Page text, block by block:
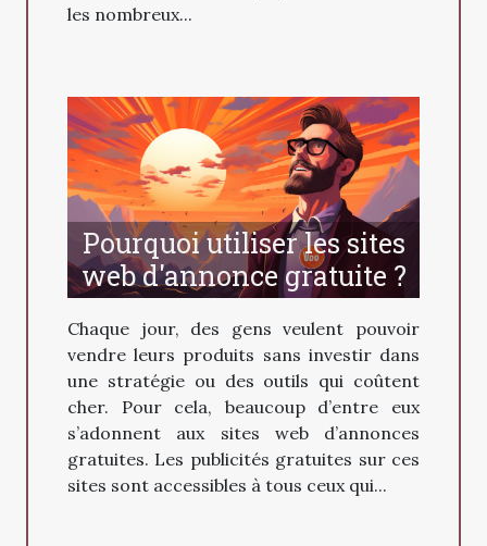
les nombreux...
Pourquoi utiliser les sites
web d'annonce gratuite ?
Chaque jour, des gens veulent pouvoir
vendre leurs produits sans investir dans
une stratégie ou des outils qui coûtent
cher. Pour cela, beaucoup d’entre eux
s’adonnent aux sites web d’annonces
gratuites. Les publicités gratuites sur ces
sites sont accessibles à tous ceux qui...